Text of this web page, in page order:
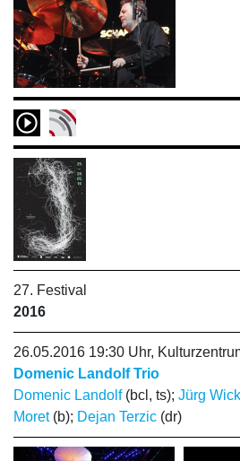
27. Festival
2016
26.05.2016 19:30 Uhr,
Domenic Landolf Trio
Domenic Landolf(bcl, ts); Jürg
Moret(b); Dejan Terzic (dr)